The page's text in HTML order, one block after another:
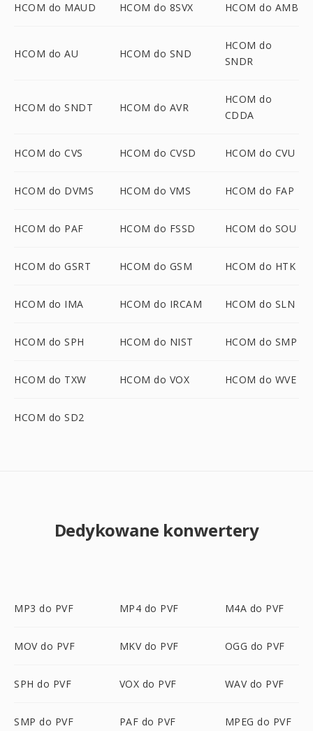
HCOM do MAUD HCOM do 8SVX HCOM do AMB
HCOM do AU HCOM do SND
HCOM do
SNDR
HCOM do SNDT HCOM do AVR
HCOM do
CDDA
HCOM do CVS HCOM do CVSD HCOM do CVU
HCOM do DVMS HCOM do VMS HCOM do FAP
HCOM do PAF HCOM do FSSD HCOM do SOU
HCOM do GSRT HCOM do GSM HCOM do HTK
HCOM do IMA HCOM do IRCAM HCOM do SLN
HCOM do SPH HCOM do NIST HCOM do SMP
HCOM do TXW HCOM do VOX HCOM do WVE
HCOM do SD2
Dedykowane konwertery
MP3 do PVF MP4 do PVF M4A do PVF
MOV do PVF MKV do PVF OGG do PVF
SPH do PVF VOX do PVF WAV do PVF
SMP do PVF PAF do PVF MPEG do PVF